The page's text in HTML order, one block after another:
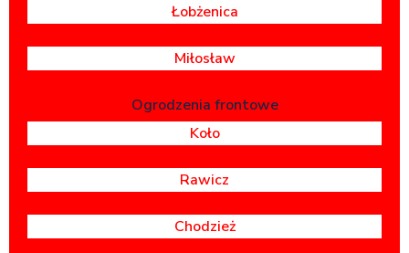
Łobżenica
Miłosław
Ogrodzenia frontowe
Koło
Rawicz
Chodzież